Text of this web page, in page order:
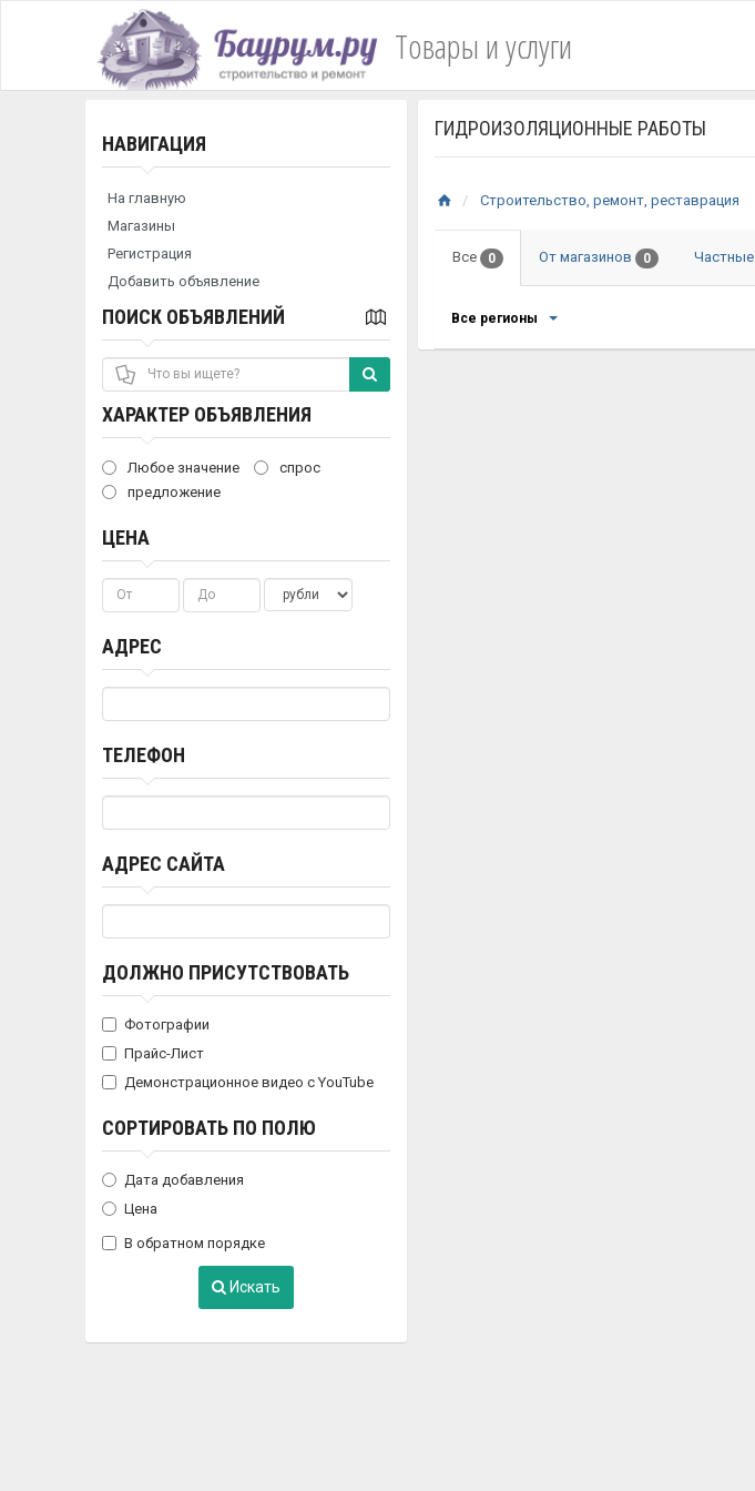
Товары и услуги
НАВИГАЦИЯ
На главную
Магазины
Регистрация
Добавить объявление
ПОИСК ОБЪЯВЛЕНИЙ
ХАРАКТЕР ОБЪЯВЛЕНИЯ
Любое значение
спрос
предложение
ЦЕНА
АДРЕС
ТЕЛЕФОН
АДРЕС САЙТА
ДОЛЖНО ПРИСУТСТВОВАТЬ
Фотографии
Прайс-Лист
Демонстрационное видео с YouTube
СОРТИРОВАТЬ ПО ПОЛЮ
Дата добавления
Цена
В обратном порядке
Искать
ГИДРОИЗОЛЯЦИОННЫЕ РАБОТЫ
Строительство, ремонт, реставрация
Все 0 От магазинов 0 Частные
Все регионы